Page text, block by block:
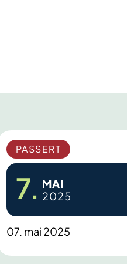
PASSERT
7. MAI
2025
07. mai 2025